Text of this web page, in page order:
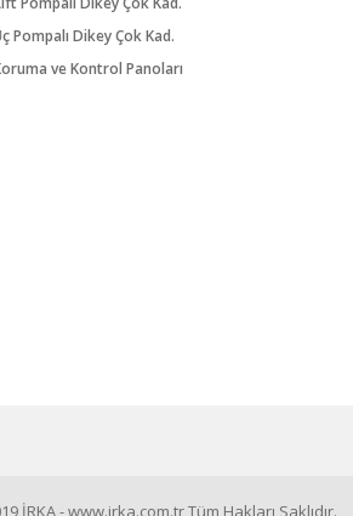
Pompalı Dikey Çok Kad.
ve Kontrol Panoları